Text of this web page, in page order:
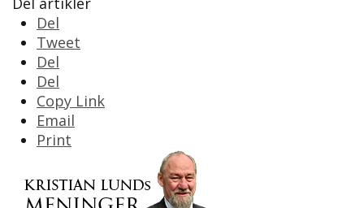
Del
Tweet
Del
Del
Copy Link
Email
Print